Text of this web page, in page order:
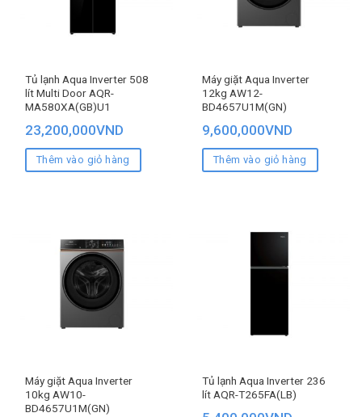
Tủ lạnh Aqua Inverter 508
lít Multi Door AQR-
MA580XA(GB)U1
23,200,000VND
Thêm vào giỏ hàng
Máy giặt Aqua Inverter
12kg AW12-
BD4657U1M(GN)
9,600,000VND
Thêm vào giỏ hàng
Máy giặt Aqua Inverter
10kg AW10-
BD4657U1M(GN)
Tủ lạnh Aqua Inverter 236
lít AQR-T265FA(LB)